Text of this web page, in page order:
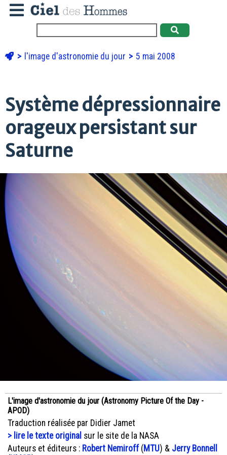
l'image d'astronomie du jour 5 mai 2008
Système dépressionnaire
orageux persistant sur
Saturne
L'image d'astronomie du jour (Astronomy Picture Of the Day -
APOD)
Traduction réalisée par Didier Jamet
> lire le texte original sur le site de la NASA
Auteurs et éditeurs : Robert Nemiroff(MTU) & Jerry Bonnell